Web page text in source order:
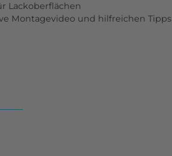
Lackoberflächen
Montagevideo und hilfreichen Tipps